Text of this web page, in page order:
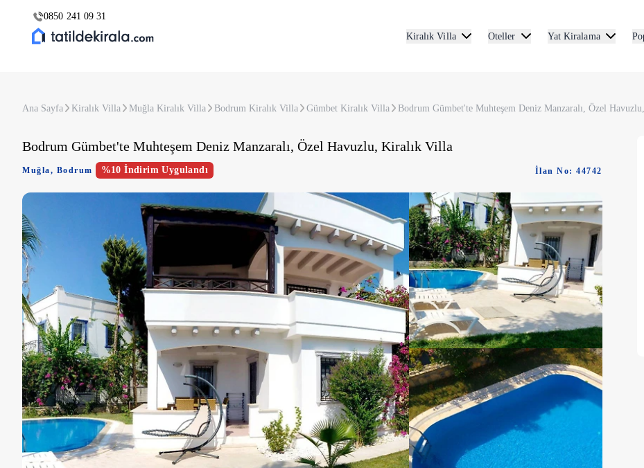
0850 241 09 31
Kiralık Villa
Oteller Yat Kiralama
Ana Sayfa Kiralık Villa Muğla Kiralık Villa Bodrum Kiralık Villa Gümbet Kiralık Villa Bodrum Gümbet'te Muhteşem Deniz Manzaralı, Özel
Bodrum Gümbet'te Muhteşem Deniz Manzaralı, Özel Havuzlu, Kiralık Villa
Muğla, Bodrum %10 İndirim Uygulandı İlan No: 44742